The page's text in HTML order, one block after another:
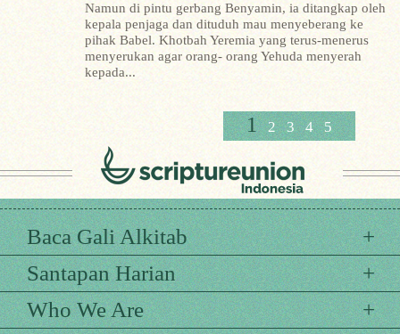
Namun di pintu gerbang Benyamin, ia ditangkap oleh
kepala penjaga dan dituduh mau menyeberang ke
pihak Babel. Khotbah Yeremia yang terus-menerus
menyerukan agar orang- orang Yehuda menyerah
kepada...
1 2 3 4 5
Baca Gali Alkitab
Santapan Harian
Who We Are